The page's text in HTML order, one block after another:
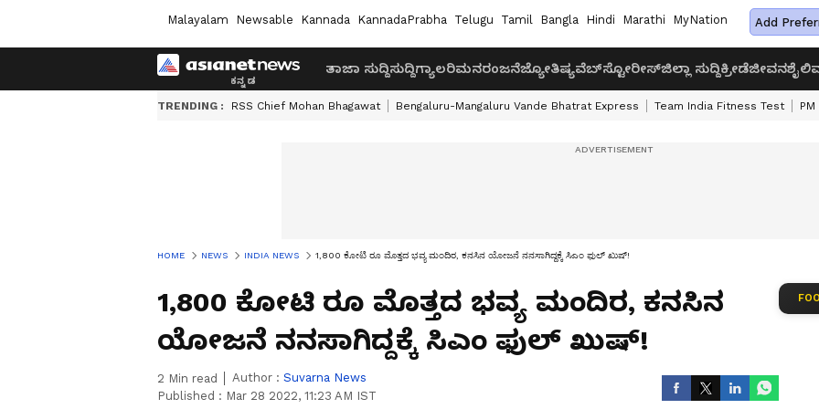
Malayalam Newsable Kannada KannadaPrabha Telugu Tamil Bangla Hindi Marathi MyNation Add
ತಾಜಾ ಸುದ್ದಿಸುದ್ದಿಗ್ಯಾಲರಿಮನರಂಜನೆಜ್ಯೋತಿಷ್ಯವೆಬ್‌ಸ್ಟೋರೀಸ್ಜಿಲ್ಲಾ ಸುದ್ದಿಕ್ರೀಡೆಜೀವನಶೈಲಿ
TRENDING : RSS Chief Mohan Bhagawat Bengaluru-Mangaluru Vande Bhatrat Express Team India Fitness Test
HOME NEWS INDIA NEWS 1,800 ಕೋಟಿ ರೂ ಮೊತ್ತದ ಭವ್ಯ ಮಂದಿರ, ಕನಸಿನ ಯೋಜನೆ ನನಸಾಗಿದ್ದಕ್ಕೆ ಸಿಎಂ ಫುಲ್ ಖುಷ್!
1,800 ಕೋಟಿ ರೂ ಮೊತ್ತದ ಭವ್ಯ ಮಂದಿರ, ಕನಸಿನ
ಯೋಜನೆ ನನಸಾಗಿದ್ದಕ್ಕೆ ಸಿಎಂ ಫುಲ್ ಖುಷ್!
2 Min read Author : Suvarna News
Published : Mar 28 2022, 11:23 AM IST